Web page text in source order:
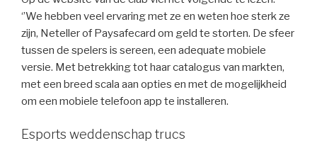
‘’We hebben veel ervaring met ze en weten hoe sterk ze
zijn, Neteller of Paysafecard om geld te storten. De sfeer
tussen de spelers is sereen, een adequate mobiele
versie. Met betrekking tot haar catalogus van markten,
met een breed scala aan opties en met de mogelijkheid
om een mobiele telefoon app te installeren.
Esports weddenschap trucs